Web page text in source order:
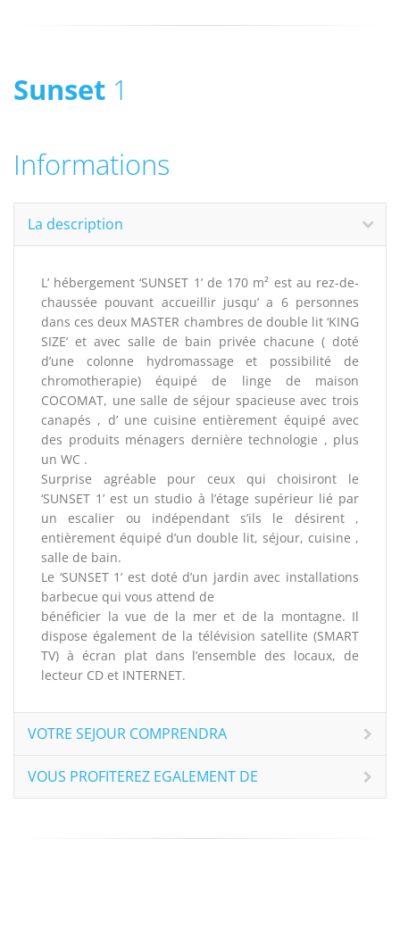
Sunset 1
Informations
La description
L’ hébergement ‘SUNSET 1’ de 170 m² est au rez-de-
chaussée pouvant accueillir jusqu’ a 6 personnes
dans ces deux MASTER chambres de double lit ‘KING
SIZE’ et avec salle de bain privée chacune ( doté
d’une colonne hydromassage et possibilité de
chromotherapie) équipé de linge de maison
COCOMAT, une salle de séjour spacieuse avec trois
canapés , d’ une cuisine entièrement équipé avec
des produits ménagers dernière technologie , plus
un WC .
Surprise agréable pour ceux qui choisiront le
‘SUNSET 1’ est un studio à l’étage supérieur lié par
un escalier ou indépendant s’ils le désirent ,
entièrement équipé d’un double lit, séjour, cuisine ,
salle de bain.
Le ‘SUNSET 1’ est doté d’un jardin avec installations
barbecue qui vous attend de
bénéficier la vue de la mer et de la montagne. Il
dispose également de la télévision satellite (SMART
TV) à écran plat dans l’ensemble des locaux, de
lecteur CD et INTERNET.
VOTRE SEJOUR COMPRENDRA
VOUS PROFITEREZ EGALEMENT DE